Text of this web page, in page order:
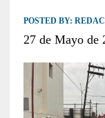
POSTED BY:
27 de Mayo de